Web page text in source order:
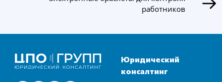
работников
Юридический
консалтинг